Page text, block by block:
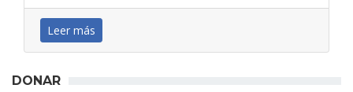
Leer más
DONAR